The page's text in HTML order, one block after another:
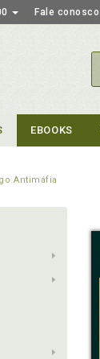
Fale conosco
EBOOKS
Antimáfia